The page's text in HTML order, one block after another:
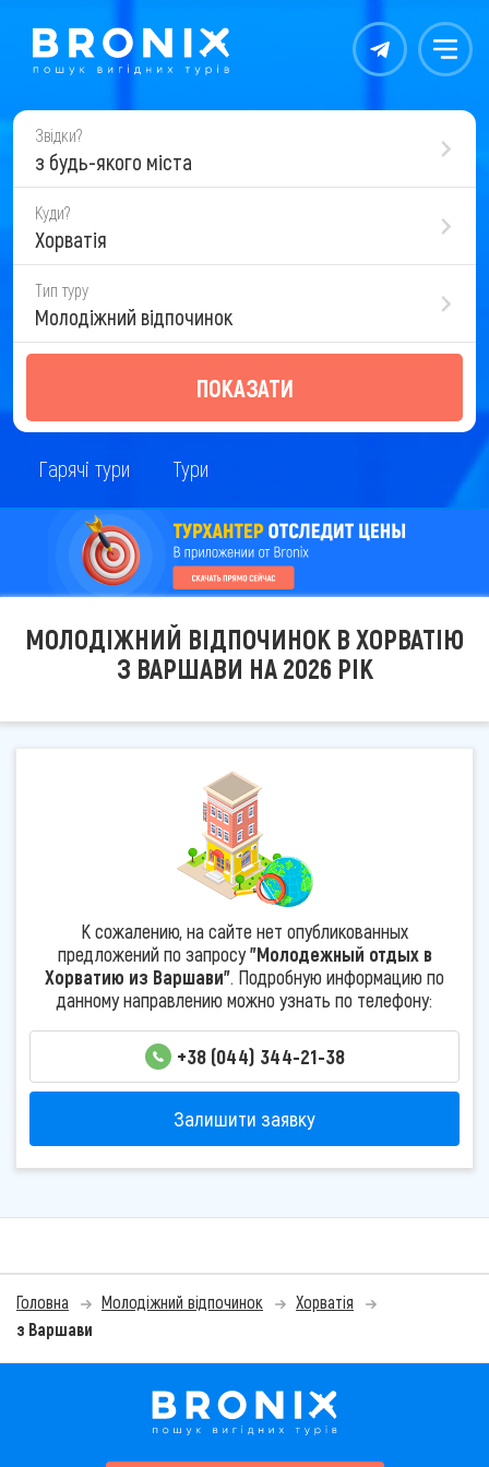
Контакты Меню
Звідки?
з будь-якого міста
Куди?
Хорватія
Тип туру
Молодіжний відпочинок
ПОКАЗАТИ
Гарячі тури Тури
МОЛОДІЖНИЙ ВІДПОЧИНОК В ХОРВАТІЮ
З ВАРШАВИ НА 2026 РІК
К сожалению, на сайте нет опубликованных
предложений по запросу"Молодежный отдых в
Хорватию из Варшави". Подробную информацию по
данному направлению можно узнать по телефону:
+38 (044) 344-21-38
Залишити заявку
Головна Молодіжний відпочинок
Хорватія
з Варшави